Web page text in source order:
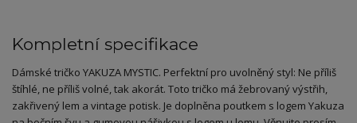
Kompletní specifikace
Dámské tričko YAKUZA MYSTIC. Perfektní pro uvolněný styl: Ne příliš
štíhlé, ne příliš volné, tak akorát. Toto tričko má žebrovaný výstřih,
zakřivený lem a vintage potisk. Je doplněna poutkem s logem Yakuza